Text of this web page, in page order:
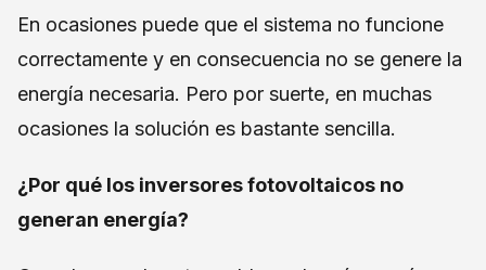
En ocasiones puede que el sistema no funcione
correctamente y en consecuencia no se genere la
energía necesaria. Pero por suerte, en muchas
ocasiones la solución es bastante sencilla.
¿Por qué los inversores fotovoltaicos no
generan energía?